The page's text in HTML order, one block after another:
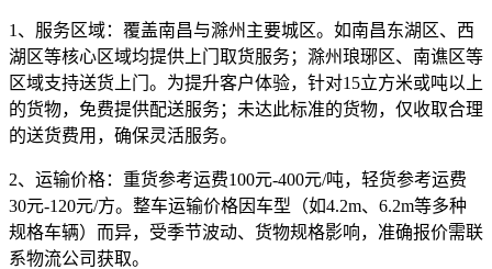
1、服务区域： 覆盖南昌与滁州主要城区。如南昌东湖区、西
湖区等核心区域均提供上门取货服务；滁州琅琊区、南谯区等
区域支持送货上门。为提升客户体验，针对15立方米或吨以上
的货物，免费提供配送服务；未达此标准的货物，仅收取合理
的送货费用，确保灵活服务。
2、运输价格： 重货参考运费100元-400元/吨，轻货参考运费
30元-120元/方。整车运输价格因车型（如4.2m、6.2m等多种
规格车辆）而异，受季节波动、货物规格影响，准确报价需联
系物流公司获取。